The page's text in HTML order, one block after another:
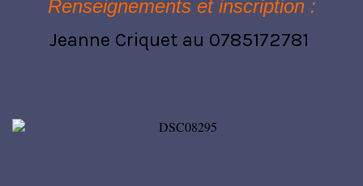
Renseignements et inscription :
Jeanne Criquet au 0785172781